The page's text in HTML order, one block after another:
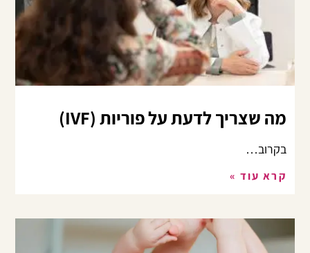
מה שצריך לדעת על פוריות (IVF)
בקרוב…
קרא עוד »